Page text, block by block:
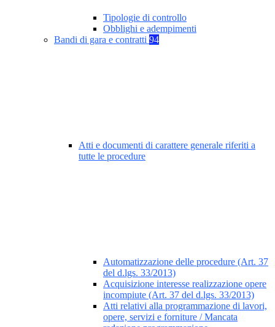
Tipologie di controllo
Obblighi e adempimenti
Bandi di gara e contratti 94
Atti e documenti di carattere generale riferiti a
tutte le procedure
Automatizzazione delle procedure (Art. 37
del d.lgs. 33/2013)
Acquisizione interesse realizzazione opere
incompiute (Art. 37 del d.lgs. 33/2013)
Atti relativi alla programmazione di lavori,
opere, servizi e forniture / Mancata